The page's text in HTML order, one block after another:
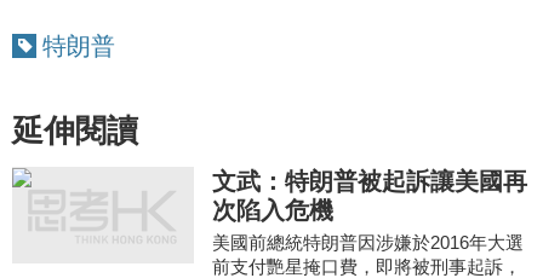
特朗普
延伸閱讀
文武：特朗普被起訴讓美國再
次陷入危機
美國前總統特朗普因涉嫌於2016年大選
前支付艷星掩口費，即將被刑事起訴，